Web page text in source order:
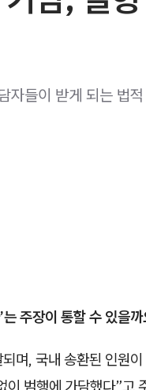
자들이 받게 되는 법
주장이 통할 수 있을
며, 국내 송환된 인원
이 범행에 가담했다”고